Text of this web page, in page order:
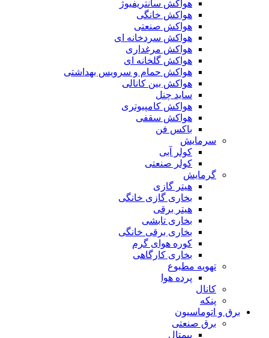
هواکش سانتریفیوژ
هواکش خانگی
هواکش صنعتی
هواکش سردخانه ای
هواکش مرغداری
هواکش گلخانه ای
هواکش حمام و سرویس بهداشتی
هواکش بین کانالی
ساید چنل
هواکش کامپیوتری
هواکش سقفی
باکس فن
سرمایش
کولر آبی
کولر صنعتی
گرمایش
هیتر گازی
بخاری گازی خانگی
هیتر برقی
بخاری تابشی
بخاری برقی خانگی
کوره هوای گرم
بخاری کارگاهی
تهویه مطبوع
پرده هوا
کانال
پنکه
برق و اتوماسیون
برق صنعتی
بیمتال